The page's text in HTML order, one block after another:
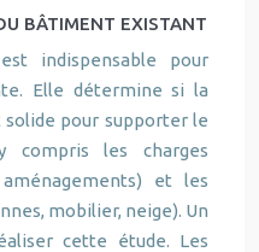
BÂTIMENT EXISTANT
indispensable pour
Elle détermine si la
pour supporter le
compris les charges
et les
mobilier, neige). Un
cette étude. Les